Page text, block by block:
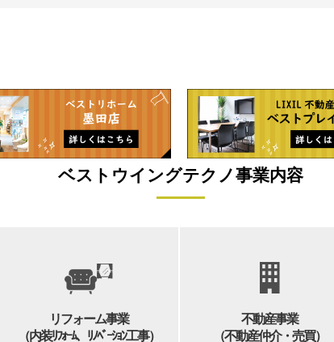
ベストウイングテクノ事業内容
リフォーム事業
（内装ﾘﾌｫｰﾑ、ﾘﾉﾍﾞｰｼｮﾝ工事）
不動産事業
（不動産仲介・売買）